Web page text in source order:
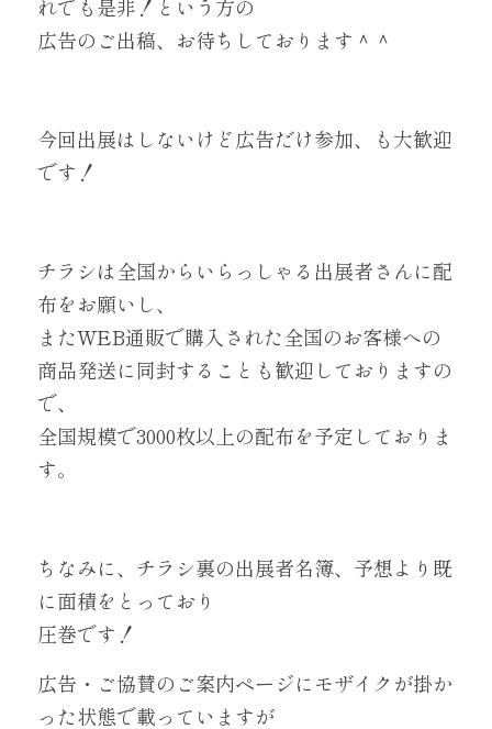
れでも是非！という方の
広告のご出稿、お待ちしております＾＾
今回出展はしないけど広告だけ参加、も大歓迎
です！
チラシは全国からいらっしゃる出展者さんに配
布をお願いし、
またWEB通販で購入された全国のお客様への
商品発送に同封することも歓迎しておりますの
で、
全国規模で3000枚以上の配布を予定しておりま
す。
ちなみに、チラシ裏の出展者名簿、予想より既
に面積をとっており
圧巻です！
広告・ご協賛のご案内ページにモザイクが掛か
った状態で載っていますが